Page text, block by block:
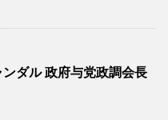
ダル 政府与党政調会長